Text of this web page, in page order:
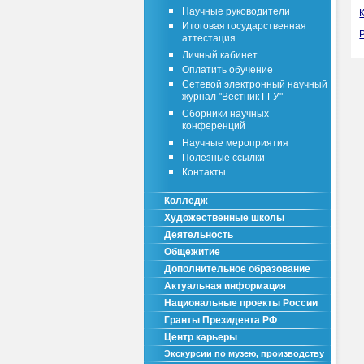
Научные руководители
Итоговая государственная
аттестация
Личный кабинет
Оплатить обучение
Сетевой электронный научный
журнал "Вестник ГГУ"
Сборники научных
конференций
Научные мероприятия
Полезные ссылки
Контакты
Колледж
Художественные школы
Деятельность
Общежитие
Дополнительное образование
Актуальная информация
Национальные проекты России
Гранты Президента РФ
Центр карьеры
Экскурсии по музею, производству